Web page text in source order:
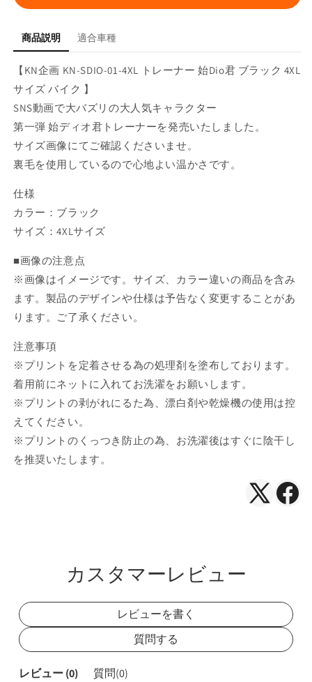
Dio
ブ
ッ
ク
4XL
サ
イ
ズ
の
数
量
減
ら
す
Dio
ブ
ッ
4XL
サ
イ
の
増
す
商品説明 適合車種
【KN企画 KN-SDIO-01-4XL トレーナー 始Dio君 ブラック 4XL
サイズ バイク 】
SNS動画で大バズリの大人気キャラクター
第一弾 始ディオ君トレーナーを発売いたしました。
サイズ画像にてご確認くださいませ。
裏毛を使用しているので心地よい温かさです。
仕様
カラー：ブラック
サイズ：4XLサイズ
■画像の注意点
※画像はイメージです。サイズ、カラー違いの商品を含み
ます。製品のデザインや仕様は予告なく変更することがあ
ります。ご了承ください。
注意事項
※プリントを定着させる為の処理剤を塗布しております。
着用前にネットに入れてお洗濯をお願いします。
※プリントの剥がれにるた為、漂白剤や乾燥機の使用は控
えてください。
※プリントのくっつき防止の為、お洗濯後はすぐに陰干し
を推奨いたします。
X（Twitter
カスタマーレビュー
レビューを書く
質問する
レビュー (0) 質問(0)